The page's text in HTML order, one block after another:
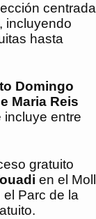
centrada
incluyendo
hasta
Domingo
Maria Reis
incluye entre
gratuito
en el Moll
Parc de la